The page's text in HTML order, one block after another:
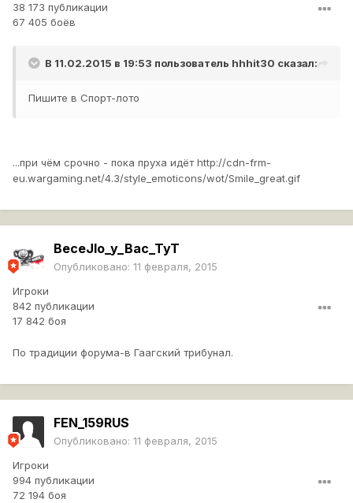
38 173 публикации
67 405 боёв
В 11.02.2015 в 19:53 пользователь hhhit30 сказал:
Пишите в Спорт-лото
...при чём срочно - пока пруха идётhttp://cdn-frm-
eu.wargaming.net/4.3/style_emoticons/wot/Smile_great.gif
BeceJIo_y_Bac_TyT
Опубликовано: 11 февраля, 2015
Игроки
842 публикации
17 842 боя
По традиции форума-в Гаагский трибунал.
FEN_159RUS
Опубликовано: 11 февраля, 2015
Игроки
994 публикации
72 194 боя